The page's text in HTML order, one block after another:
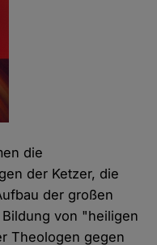
die
der Ketzer, die
der großen
von "heiligen
Theologen gegen